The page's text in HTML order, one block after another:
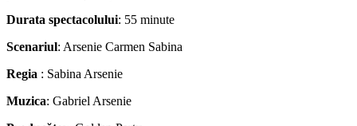
Durata spectacolului: 55 minute
Scenariul: Arsenie Carmen Sabina
Regia : Sabina Arsenie
Muzica: Gabriel Arsenie